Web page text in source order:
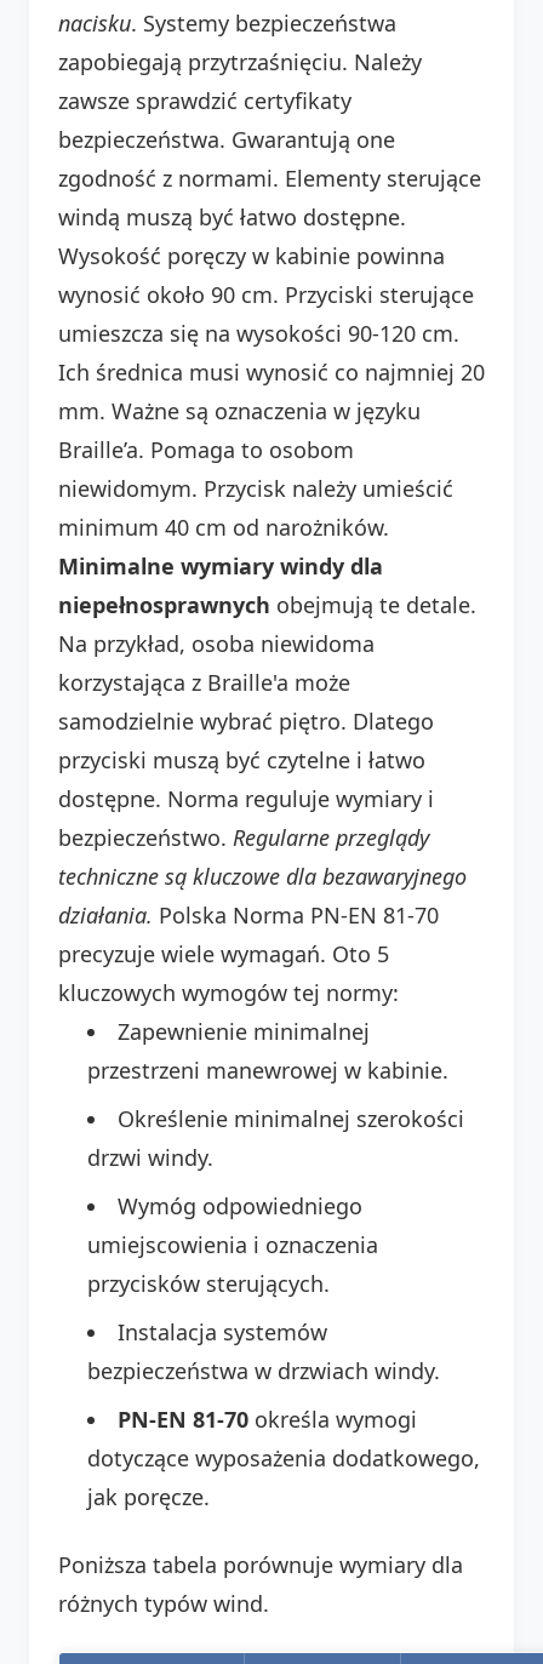
nacisku. Systemy bezpieczeństwa
zapobiegają przytrzaśnięciu. Należy
zawsze sprawdzić certyfikaty
bezpieczeństwa. Gwarantują one
zgodność z normami. Elementy sterujące
windą muszą być łatwo dostępne.
Wysokość poręczy w kabinie powinna
wynosić około 90 cm. Przyciski sterujące
umieszcza się na wysokości 90-120 cm.
Ich średnica musi wynosić co najmniej 20
mm. Ważne są oznaczenia w języku
Braille’a. Pomaga to osobom
niewidomym. Przycisk należy umieścić
minimum 40 cm od narożników.
Minimalne wymiary windy dla
niepełnosprawnych obejmują te detale.
Na przykład, osoba niewidoma
korzystająca z Braille'a może
samodzielnie wybrać piętro. Dlatego
przyciski muszą być czytelne i łatwo
dostępne. Norma reguluje wymiary i
bezpieczeństwo. Regularne przeglądy
techniczne są kluczowe dla bezawaryjnego
działania. Polska Norma PN-EN 81-70
precyzuje wiele wymagań. Oto 5
kluczowych wymogów tej normy:
Zapewnienie minimalnej
przestrzeni manewrowej w kabinie.
Określenie minimalnej szerokości
drzwi windy.
Wymóg odpowiedniego
umiejscowienia i oznaczenia
przycisków sterujących.
Instalacja systemów
bezpieczeństwa w drzwiach windy.
PN-EN 81-70 określa wymogi
dotyczące wyposażenia dodatkowego,
jak poręcze.
Poniższa tabela porównuje wymiary dla
różnych typów wind.